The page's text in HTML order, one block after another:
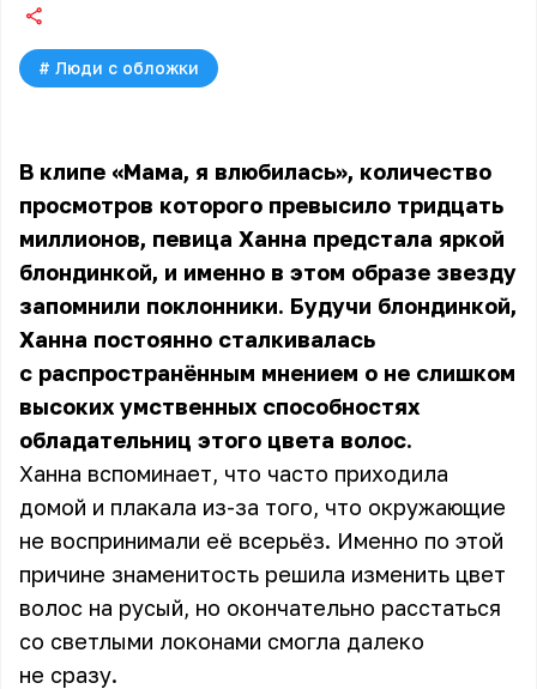
# Люди с обложки
В клипе «Мама, я влюбилась», количество
просмотров которого превысило тридцать
миллионов, певица Ханна предстала яркой
блондинкой, и именно в этом образе звезду
запомнили поклонники. Будучи блондинкой,
Ханна постоянно сталкивалась
с распространённым мнением о не слишком
высоких умственных способностях
обладательниц этого цвета волос.
Ханна вспоминает, что часто приходила
домой и плакала из-за того, что окружающие
не воспринимали её всерьёз. Именно по этой
причине знаменитость решила изменить цвет
волос на русый, но окончательно расстаться
со светлыми локонами смогла далеко
не сразу.